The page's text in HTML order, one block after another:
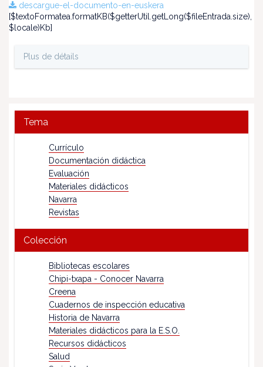
descargue-el-documento-en-euskera
[$textoFormatea.formatKB($getterUtil.getLong($fileEntrada.size),
$locale)Kb]
Plus de détails
Tema
Currículo
Documentación didáctica
Evaluación
Materiales didácticos
Navarra
Revistas
Colección
Bibliotecas escolares
Chipi-txapa - Conocer Navarra
Creena
Cuadernos de inspección educativa
Historia de Navarra
Materiales didácticos para la E.S.O.
Recursos didácticos
Salud